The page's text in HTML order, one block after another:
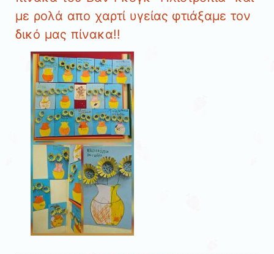
με ρολά απο χαρτί υγείας φτιάξαμε τον
δικό μας πίνακα!!